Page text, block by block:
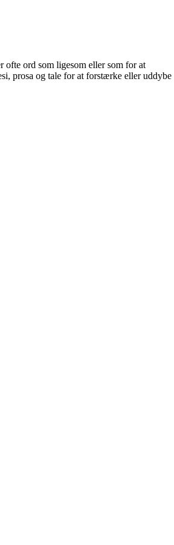
ofte ord som ligesom eller som for at
prosa og tale for at forstærke eller uddybe